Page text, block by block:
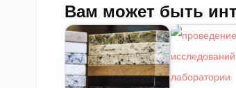
Вам может быть